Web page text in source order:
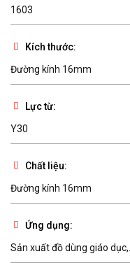
1603
Kích thước:
Đường kính 16mm
Lực từ:
Y30
Chất liệu:
Đường kính 16mm
Ứng dụng:
Sản xuất đồ dùng giáo dục,...